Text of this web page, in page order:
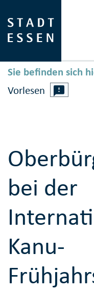
Sie befinden sich
Vorlesen
bei der
Kanu-